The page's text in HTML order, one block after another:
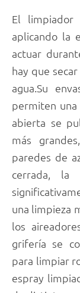
El limpiador
aplicando la
actuar
hay que
agua.Su
permiten una
abierta se
más
paredes de
cerrada, la
una limpieza
los
grifería se
para limpiar
espray